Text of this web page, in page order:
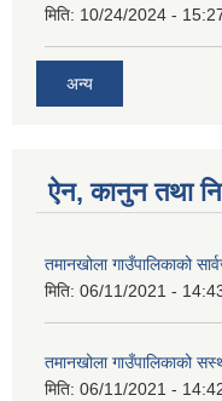
मिति: 10/24/2024 -
अन्य
ऐन, कानुन तथा
तमानखोला गाउँपालिकाको
मिति: 06/11/2021 -
तमानखोला गाउँपालिकाको
मिति: 06/11/2021 -